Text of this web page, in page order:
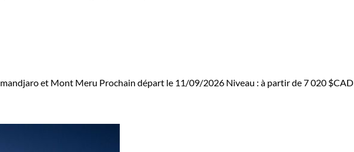
et Mont Meru Prochain départ le 11/09/2026 Niveau : à partir de7 020 $CAD